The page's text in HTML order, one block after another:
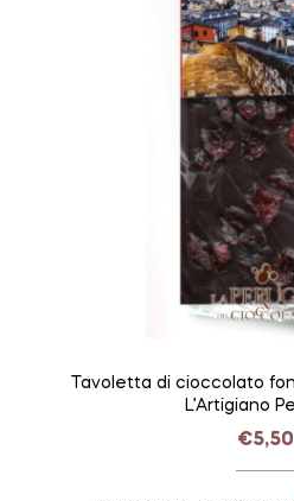
Tavoletta di cioccolato
L’Artigiano
€5,50